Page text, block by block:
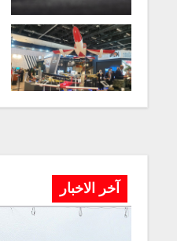
آخر الاخبار